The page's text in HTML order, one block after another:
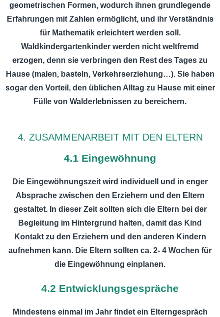
geometrischen Formen, wodurch ihnen grundlegende
Erfahrungen mit Zahlen ermöglicht, und ihr Verständnis
für Mathematik erleichtert werden soll.
Waldkindergartenkinder werden nicht weltfremd
erzogen, denn sie verbringen den Rest des Tages zu
Hause (malen, basteln, Verkehrserziehung…). Sie haben
sogar den Vorteil, den üblichen Alltag zu Hause mit einer
Fülle von Walderlebnissen zu bereichern.
4. ZUSAMMENARBEIT MIT DEN ELTERN
4.1 Eingewöhnung
Die Eingewöhnungszeit wird individuell und in enger
Absprache zwischen den Erziehern und den Eltern
gestaltet. In dieser Zeit sollten sich die Eltern bei der
Begleitung im Hintergrund halten, damit das Kind
Kontakt zu den Erziehern und den anderen Kindern
aufnehmen kann. Die Eltern sollten ca. 2- 4 Wochen für
die Eingewöhnung einplanen.
4.2 Entwicklungsgespräche
Mindestens einmal im Jahr findet ein Elterngespräch